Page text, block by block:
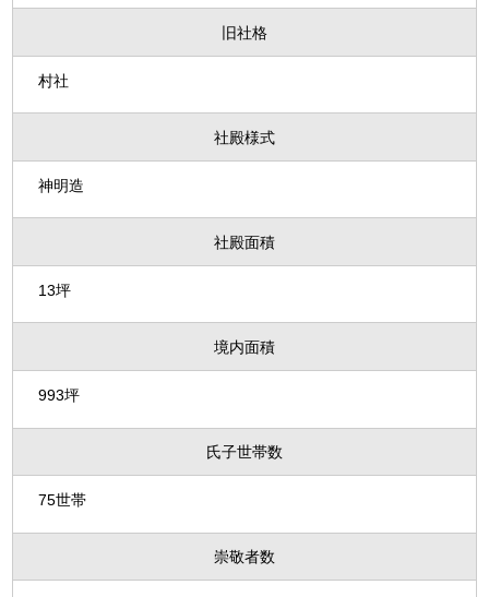
旧社格
村社
社殿様式
神明造
社殿面積
13坪
境内面積
993坪
氏子世帯数
75世帯
崇敬者数